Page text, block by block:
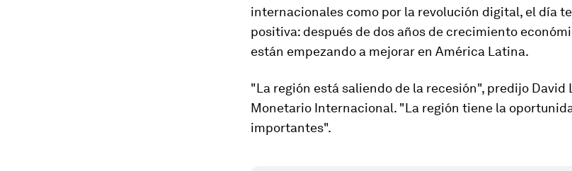
internacionales como por la revolución digital, el día
positiva: después de dos años de crecimiento
están empezando a mejorar en América Latina.
"La región está saliendo de la recesión", predijo David
Monetario Internacional. "La región tiene la
importantes".